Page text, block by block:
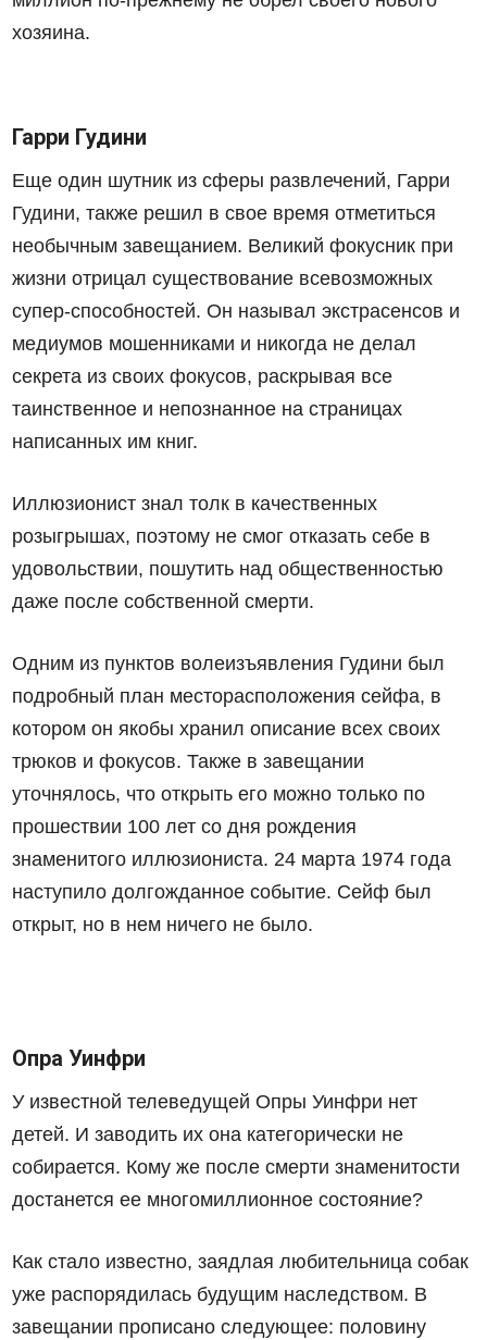
хозяина.
Гарри Гудини
Еще один шутник из сферы развлечений, Гарри
Гудини, также решил в свое время отметиться
необычным завещанием. Великий фокусник при
жизни отрицал существование всевозможных
супер-способностей. Он называл экстрасенсов и
медиумов мошенниками и никогда не делал
секрета из своих фокусов, раскрывая все
таинственное и непознанное на страницах
написанных им книг.
Иллюзионист знал толк в качественных
розыгрышах, поэтому не смог отказать себе в
удовольствии, пошутить над общественностью
даже после собственной смерти.
Одним из пунктов волеизъявления Гудини был
подробный план месторасположения сейфа, в
котором он якобы хранил описание всех своих
трюков и фокусов. Также в завещании
уточнялось, что открыть его можно только по
прошествии 100 лет со дня рождения
знаменитого иллюзиониста. 24 марта 1974 года
наступило долгожданное событие. Сейф был
открыт, но в нем ничего не было.
Опра Уинфри
У известной телеведущей Опры Уинфри нет
детей. И заводить их она категорически не
собирается. Кому же после смерти знаменитости
достанется ее многомиллионное состояние?
Как стало известно, заядлая любительница собак
уже распорядилась будущим наследством. В
завещании прописано следующее: половину